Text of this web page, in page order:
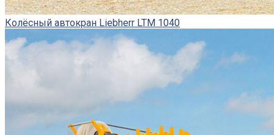
Колёсный автокран Liebherr LTM 1040